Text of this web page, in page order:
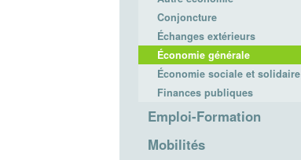
Conjoncture
Échanges extérieurs
Économie générale
Économie sociale et solidaire
Finances publiques
Emploi-Formation
Mobilités